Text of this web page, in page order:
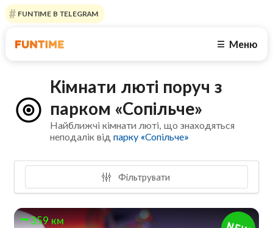
FUNTIME В TELEGRAM
☰ Меню
Кімнати люті поруч з
парком «Сопільче»
Найближчі кімнати люті, що знаходяться
неподалік відпарку «Сопільче»
Фільтрувати
359 км